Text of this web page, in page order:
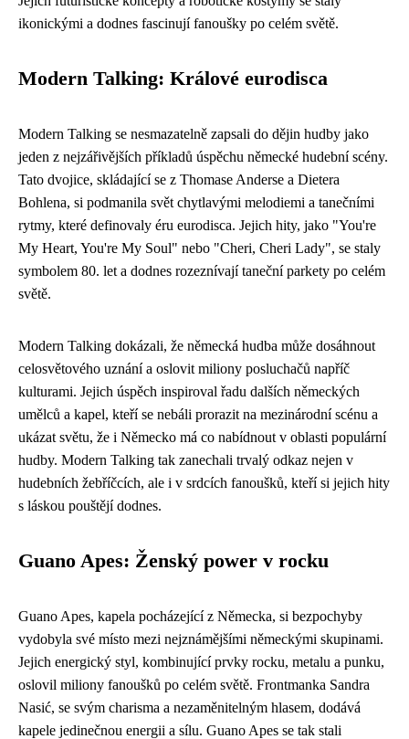
ikonickými a dodnes fascinují fanoušky po celém světě.
Modern Talking: Králové eurodisca
Modern Talking se nesmazatelně zapsali do dějin hudby jako
jeden z nejzářivějších příkladů úspěchu německé hudební scény.
Tato dvojice, skládající se z Thomase Anderse a Dietera
Bohlena, si podmanila svět chytlavými melodiemi a tanečními
rytmy, které definovaly éru eurodisca. Jejich hity, jako "You're
My Heart, You're My Soul" nebo "Cheri, Cheri Lady", se staly
symbolem 80. let a dodnes rozeznívají taneční parkety po celém
světě.
Modern Talking dokázali, že německá hudba může dosáhnout
celosvětového uznání a oslovit miliony posluchačů napříč
kulturami. Jejich úspěch inspiroval řadu dalších německých
umělců a kapel, kteří se nebáli prorazit na mezinárodní scénu a
ukázat světu, že i Německo má co nabídnout v oblasti populární
hudby. Modern Talking tak zanechali trvalý odkaz nejen v
hudebních žebříčcích, ale i v srdcích fanoušků, kteří si jejich hity
s láskou pouštějí dodnes.
Guano Apes: Ženský power v rocku
Guano Apes, kapela pocházející z Německa, si bezpochyby
vydobyla své místo mezi nejznámějšími německými skupinami.
Jejich energický styl, kombinující prvky rocku, metalu a punku,
oslovil miliony fanoušků po celém světě. Frontmanka Sandra
Nasić, se svým charisma a nezaměnitelným hlasem, dodává
kapele jedinečnou energii a sílu. Guano Apes se tak stali